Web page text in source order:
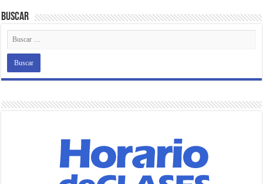
Buscar